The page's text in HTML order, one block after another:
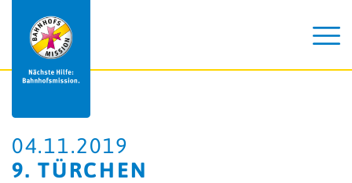
04.11.2019
9. TÜRCHEN